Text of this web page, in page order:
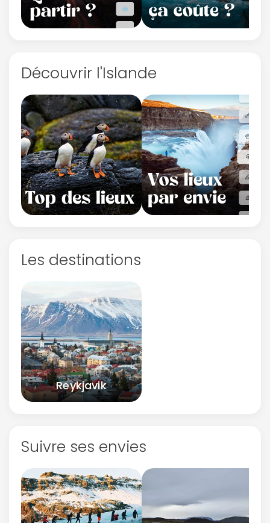
Découvrir l'Islande
Les destinations
Reykjavik
Suivre ses envies